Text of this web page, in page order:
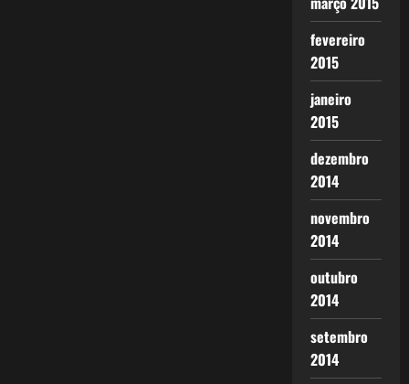
fevereiro
2015
janeiro
2015
dezembro
2014
novembro
2014
outubro
2014
setembro
2014